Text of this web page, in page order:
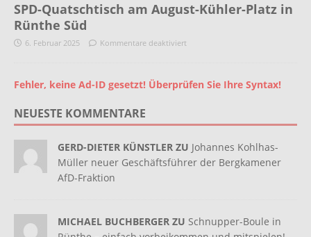
SPD-Quatschtisch am August-Kühler-Platz in
Rünthe Süd
6. Februar 2025 Kommentare deaktiviert
Fehler, keine Ad-ID gesetzt! Überprüfen Sie Ihre Syntax!
NEUESTE KOMMENTARE
GERD-DIETER KÜNSTLER ZU Johannes Kohlhas-
Müller neuer Geschäftsführer der Bergkamener
AfD-Fraktion
MICHAEL BUCHBERGER ZU Schnupper-Boule in